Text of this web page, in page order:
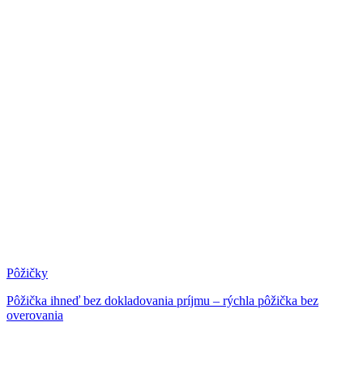
Pôžičky
Pôžička ihneď bez dokladovania príjmu – rýchla pôžička bez
overovania